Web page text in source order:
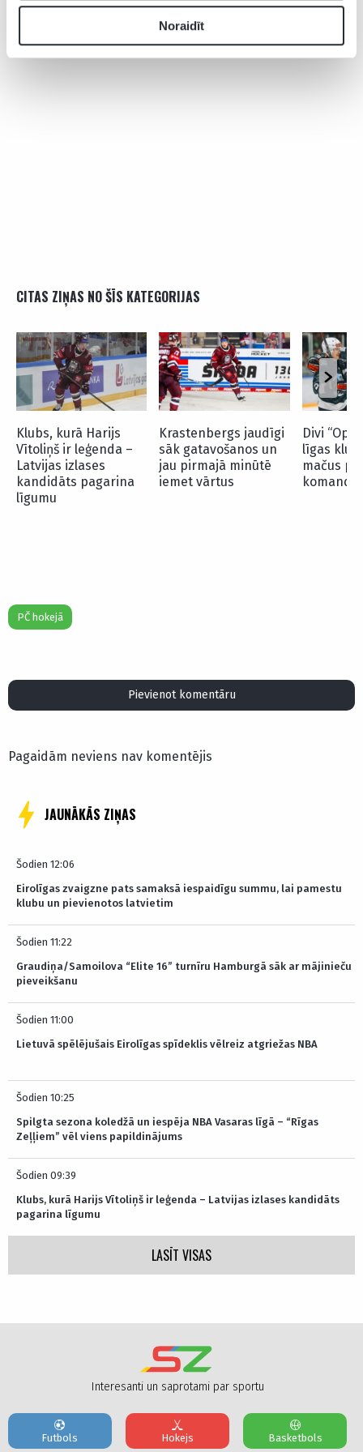
Noraidīt
CITAS ZIŅAS NO ŠĪS KATEGORIJAS
Klubs, kurā Harijs
Vītoliņš ir leģenda –
Latvijas izlases
kandidāts pagarina
līgumu
Krastenbergs jaudīgi
sāk gatavošanos un
jau pirmajā minūtē
iemet vārtus
Divi
līgas
mačus
PČ hokejā
Pievienot komentāru
Pagaidām neviens nav komentējis
JAUNĀKĀS ZIŅAS
Šodien 12:06
Eirolīgas zvaigzne pats samaksā iespaidīgu summu, lai pamestu
klubu un pievienotos latvietim
Šodien 11:22
Graudiņa/Samoilova “Elite 16” turnīru Hamburgā sāk ar mājinieču
pieveikšanu
Šodien 11:00
Lietuvā spēlējušais Eirolīgas spīdeklis vēlreiz atgriežas NBA
Šodien 10:25
Spilgta sezona koledžā un iespēja NBA Vasaras līgā – “Rīgas
Zeļļiem” vēl viens papildinājums
Šodien 09:39
Klubs, kurā Harijs Vītoliņš ir leģenda – Latvijas izlases kandidāts
pagarina līgumu
LASĪT VISAS
Interesanti un saprotami par sportu
Futbols Hokejs Basketbols